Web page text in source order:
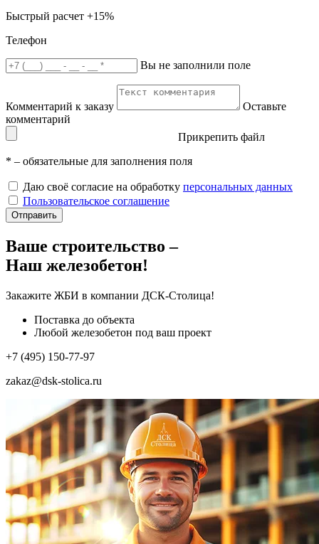
Быстрый расчет +15%
Телефон
Вы не заполнили поле
Комментарий к заказу
Оставьте
комментарий
Прикрепить файл
* – обязательные для заполнения поля
Даю своё согласие на обработку персональных данных
Пользовательское соглашение
Отправить
Ваше строительство –
Наш железобетон!
Закажите ЖБИ в компании ДСК-Столица!
Поставка до объекта
Любой железобетон под ваш проект
+7 (495) 150-77-97
zakaz@dsk-stolica.ru